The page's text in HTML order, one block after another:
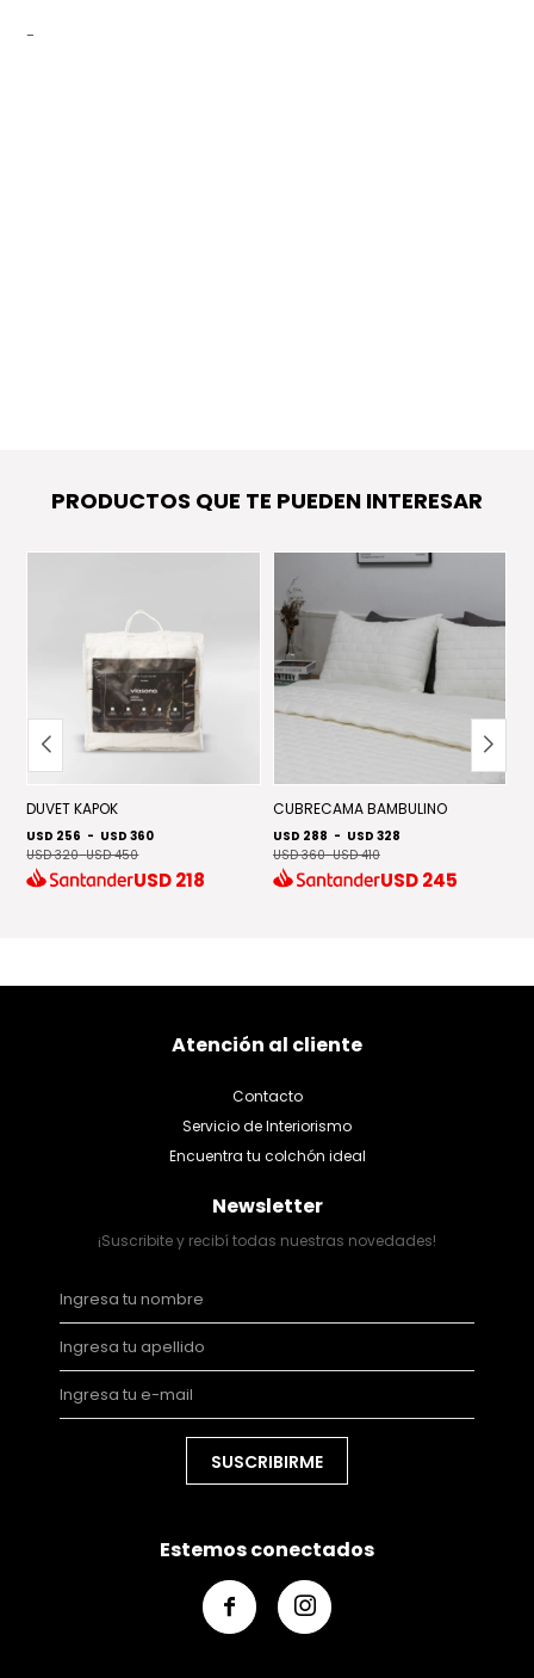
-
PRODUCTOS QUE TE PUEDEN INTERESAR
DUVET KAPOK
USD 256 - USD 360
USD 320-USD 450
USD218
CUBRECAMA BAMBULINO
USD 288 - USD 328
USD 360-USD 410
USD245
Atención al cliente
Contacto
Servicio de Interiorismo
Encuentra tu colchón ideal
Newsletter
¡Suscribite y recibí todas nuestras novedades!
SUSCRIBIRME
Estemos conectados
 